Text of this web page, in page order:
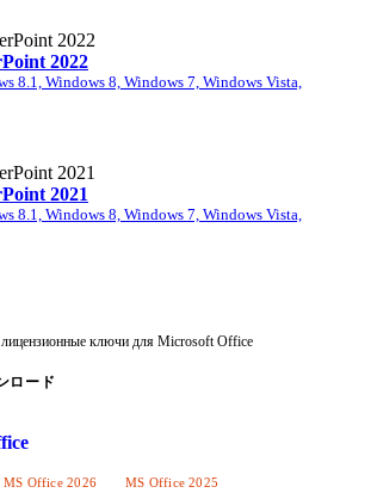
2022
8.1, Windows 8, Windows 7, Windows Vista,
2021
8.1, Windows 8, Windows 7, Windows Vista,
лицензионные ключи для Microsoft Office
ロード
MS Office 2026
MS Office 2025